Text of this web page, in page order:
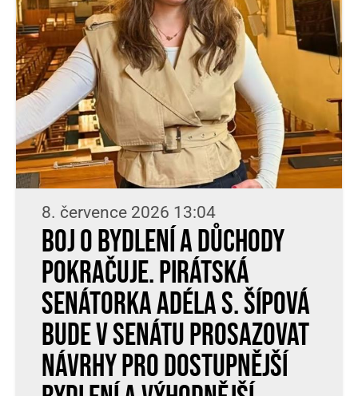
8. července 2026 13:04
Boj o bydlení a důchody
pokračuje. Pirátská
senátorka Adéla S. Šípová
bude v Senátu prosazovat
návrhy pro dostupnější